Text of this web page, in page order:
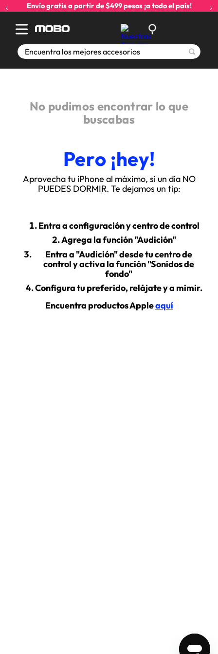
Envío gratis a partir de $499 pesos ¡a todo el país!
Encuentra los mejores accesorios
No pudimos encontrar lo que
buscabas
Pero ¡hey!
Aprovecha tu iPhone al máximo, si un día NO
PUEDES DORMIR. Te dejamos un tip:
Entra a configuración y centro de control
Agrega la función "Audición"
Entra a "Audición" desde tu centro de
control y activa la función "Sonidos de
fondo"
Configura tu preferido, relájate y a mimir.
Encuentra productos Appleaquí